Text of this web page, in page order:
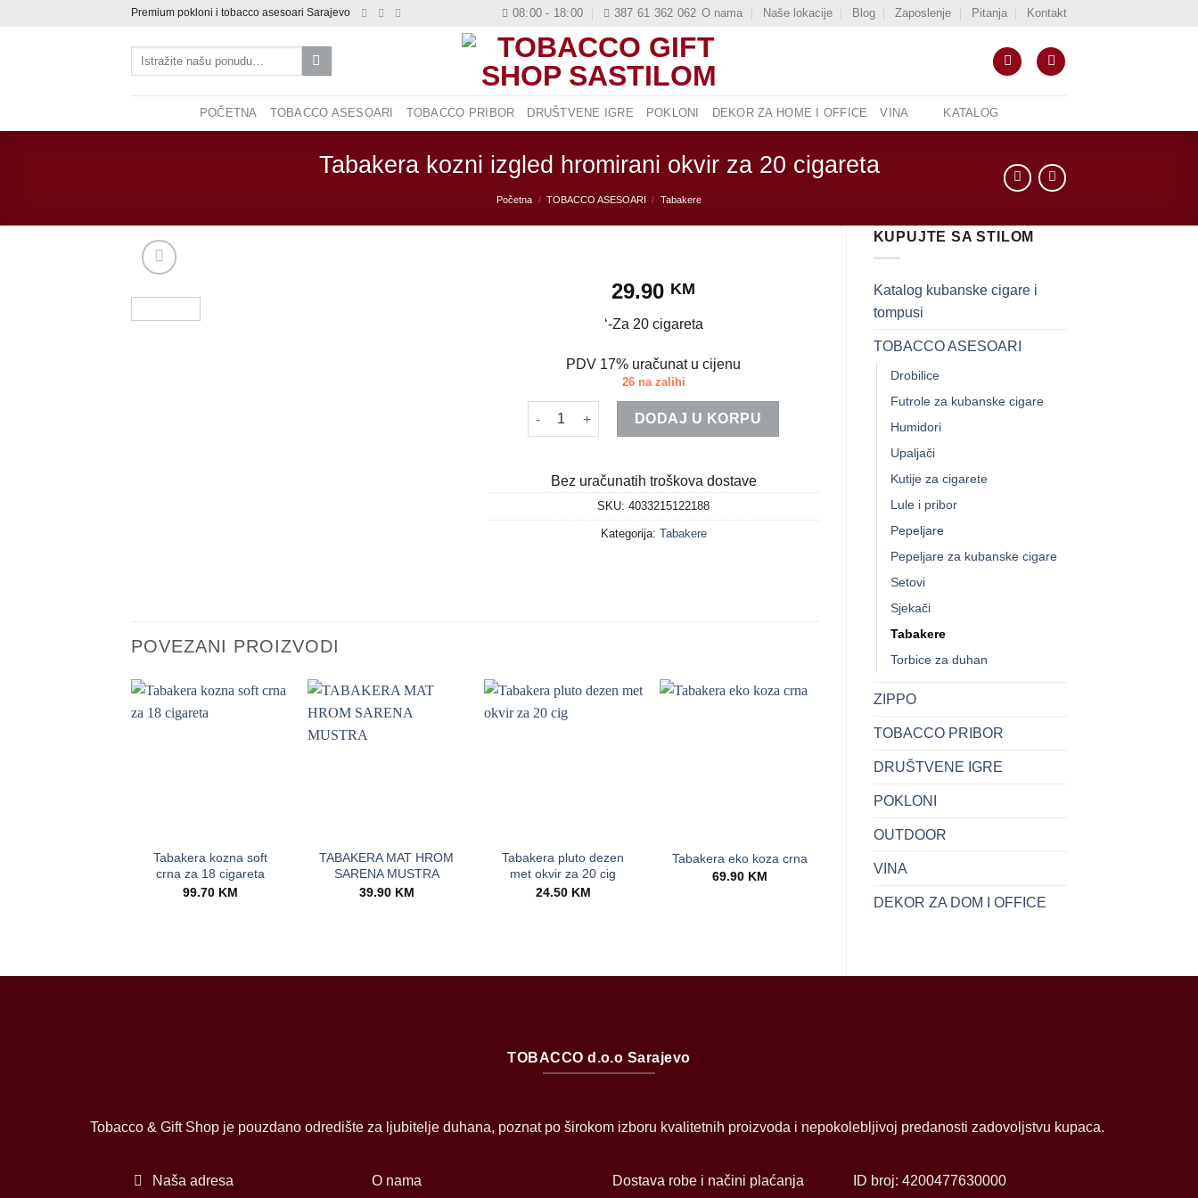
Premium pokloni i tobacco asesoari Sarajevo 08:00 - 18:00 387 61 362 062 O nama Naše lokacije Blog Zaposlenje Pitanja Kontakt
Pretraži:
POČETNA TOBACCO ASESOARI TOBACCO PRIBOR DRUŠTVENE IGRE POKLONI DEKOR ZA HOME I OFFICE VINA KATALOG
Tabakera kozni izgled hromirani okvir za 20 cigareta
Početna / TOBACCO ASESOARI / Tabakere
KUPUJTE SA STILOM
Katalog kubanske cigare i
tompusi
TOBACCO ASESOARI
Drobilice
Futrole za kubanske cigare
Humidori
Upaljači
Kutije za cigarete
Lule i pribor
Pepeljare
Pepeljare za kubanske cigare
Setovi
Sjekači
Tabakere
Torbice za duhan
ZIPPO
TOBACCO PRIBOR
DRUŠTVENE IGRE
POKLONI
OUTDOOR
VINA
DEKOR ZA DOM I OFFICE
29.90 KM
‘-Za 20 cigareta
PDV 17% uračunat u cijenu
26 na zalihi
Tabakera kozni izgled hromirani okvir za 20 cigareta količina
DODAJ U KORPU
Bez uračunatih troškova dostave
SKU:4033215122188
Kategorija: Tabakere
POVEZANI PROIZVODI
Tabakera kozna soft
crna za 18 cigareta
99.70 KM
TABAKERA MAT HROM
SARENA MUSTRA
39.90 KM
Tabakera pluto dezen
met okvir za 20 cig
24.50 KM
Tabakera eko koza crna
69.90 KM
HROM OKVIR SORTO
TOBACCO d.o.o Sarajevo
Tobacco & Gift Shop je pouzdano odredište za ljubitelje duhana, poznat po širokom izboru kvalitetnih proizvoda i nepokolebljivoj predanosti zadovoljstvu kupaca.
Naša adresa O nama Dostava robe i načini plaćanja ID broj: 4200477630000